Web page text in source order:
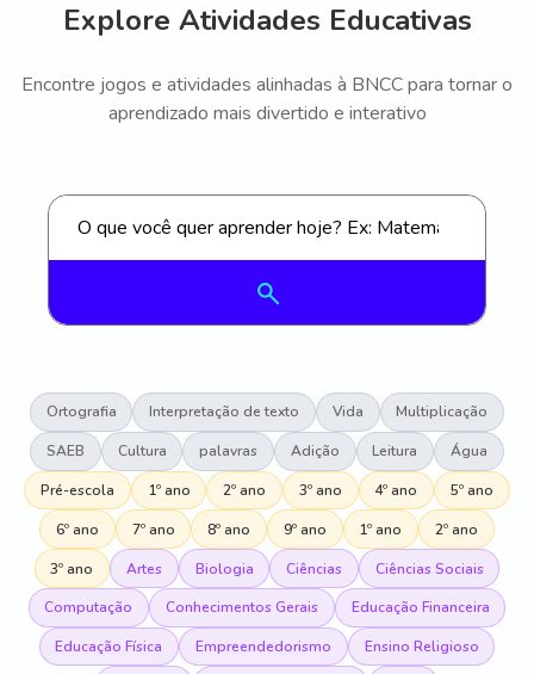
Explore Atividades Educativas
Encontre jogos e atividades alinhadas à BNCC para tornar o
aprendizado mais divertido e interativo
Ortografia Interpretação de texto Vida Multiplicação
SAEB Cultura palavras Adição Leitura Água
Pré-escola 1º ano 2º ano 3º ano 4º ano 5º ano
6º ano 7º ano 8º ano 9º ano 1º ano 2º ano
3º ano Artes Biologia Ciências Ciências Sociais
Computação Conhecimentos Gerais Educação Financeira
Educação Física Empreendedorismo Ensino Religioso